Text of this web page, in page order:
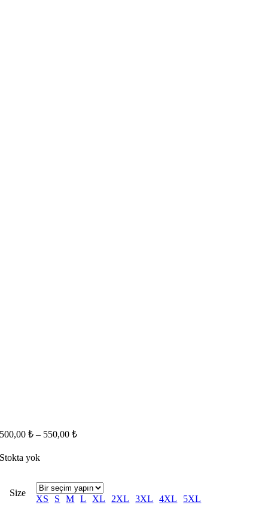
500,00₺ – 550,00₺
Stokta yok
Size
XS S M L XL 2XL 3XL 4XL 5XL